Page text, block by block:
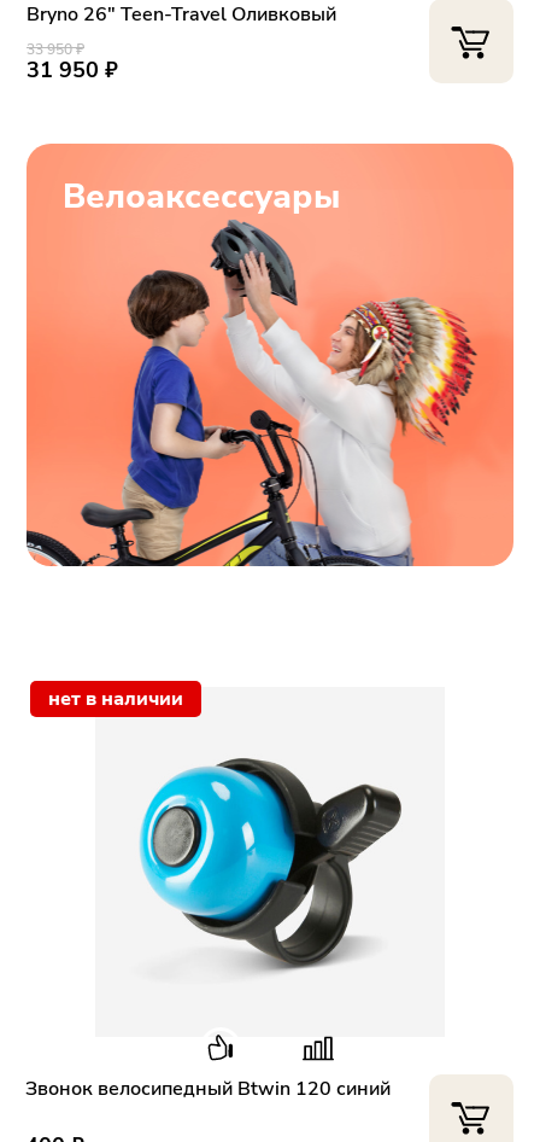
Bryno 26" Teen-Travel Оливковый
33 950 ₽
31 950 ₽
Велоаксессуары
нет в наличии
Звонок велосипедный Btwin 120 синий